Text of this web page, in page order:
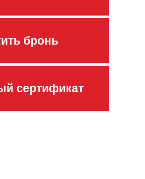
бронь
сертификат